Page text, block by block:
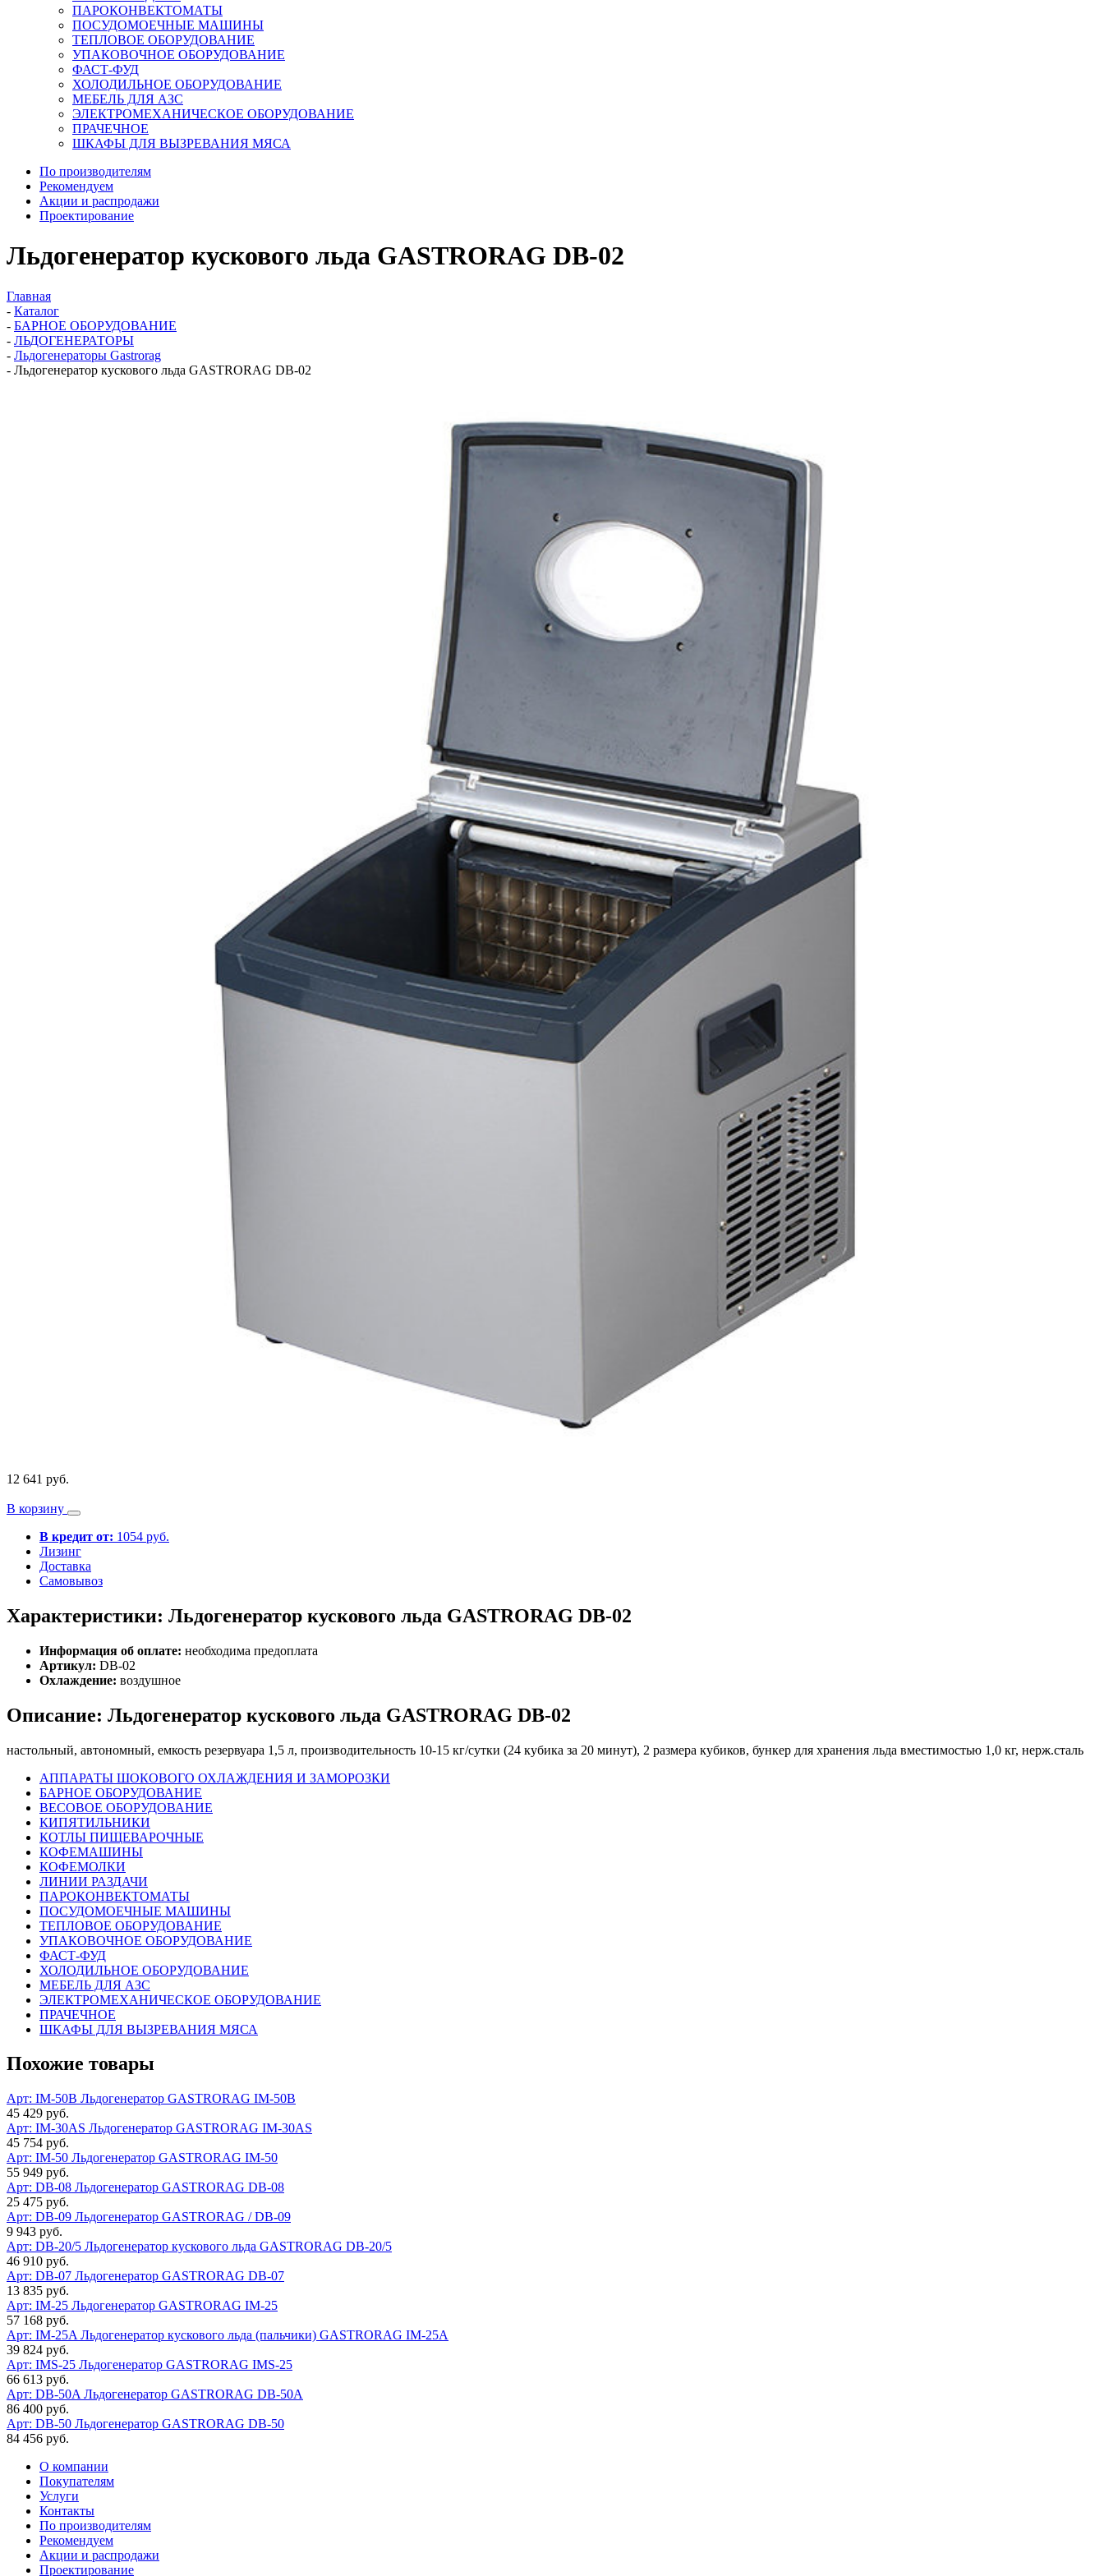
ПАРОКОНВЕКТОМАТЫ
ПОСУДОМОЕЧНЫЕ МАШИНЫ
ТЕПЛОВОЕ ОБОРУДОВАНИЕ
УПАКОВОЧНОЕ ОБОРУДОВАНИЕ
ФАСТ-ФУД
ХОЛОДИЛЬНОЕ ОБОРУДОВАНИЕ
МЕБЕЛЬ ДЛЯ АЗС
ЭЛЕКТРОМЕХАНИЧЕСКОЕ ОБОРУДОВАНИЕ
ПРАЧЕЧНОЕ
ШКАФЫ ДЛЯ ВЫЗРЕВАНИЯ МЯСА
По производителям
Рекомендуем
Акции и распродажи
Проектирование
Льдогенератор кускового льда GASTRORAG DB-02
Главная
- Каталог
- БАРНОЕ ОБОРУДОВАНИЕ
- ЛЬДОГЕНЕРАТОРЫ
- Льдогенераторы Gastrorag
- Льдогенератор кускового льда GASTRORAG DB-02
12 641 руб.
В корзину
В кредит от: 1054 руб.
Лизинг
Доставка
Самовывоз
Характеристики: Льдогенератор кускового льда GASTRORAG DB-02
Информация об оплате: необходима предоплата
Артикул: DB-02
Охлаждение: воздушное
Описание: Льдогенератор кускового льда GASTRORAG DB-02
настольный, автономный, емкость резервуара 1,5 л, производительность 10-15 кг/сутки (24 кубика за 20 минут), 2 размера кубиков, бункер для хранения льда вместимостью 1,0 кг, нерж.сталь
АППАРАТЫ ШОКОВОГО ОХЛАЖДЕНИЯ И ЗАМОРОЗКИ
БАРНОЕ ОБОРУДОВАНИЕ
ВЕСОВОЕ ОБОРУДОВАНИЕ
КИПЯТИЛЬНИКИ
КОТЛЫ ПИЩЕВАРОЧНЫЕ
КОФЕМАШИНЫ
КОФЕМОЛКИ
ЛИНИИ РАЗДАЧИ
ПАРОКОНВЕКТОМАТЫ
ПОСУДОМОЕЧНЫЕ МАШИНЫ
ТЕПЛОВОЕ ОБОРУДОВАНИЕ
УПАКОВОЧНОЕ ОБОРУДОВАНИЕ
ФАСТ-ФУД
ХОЛОДИЛЬНОЕ ОБОРУДОВАНИЕ
МЕБЕЛЬ ДЛЯ АЗС
ЭЛЕКТРОМЕХАНИЧЕСКОЕ ОБОРУДОВАНИЕ
ПРАЧЕЧНОЕ
ШКАФЫ ДЛЯ ВЫЗРЕВАНИЯ МЯСА
Похожие товары
Арт: IM-50B Льдогенератор GASTRORAG IM-50B
45 429 руб.
Арт: IM-30AS Льдогенератор GASTRORAG IM-30AS
45 754 руб.
Арт: IM-50 Льдогенератор GASTRORAG IM-50
55 949 руб.
Арт: DB-08 Льдогенератор GASTRORAG DB-08
25 475 руб.
Арт: DB-09 Льдогенератор GASTRORAG / DB-09
9 943 руб.
Арт: DB-20/5 Льдогенератор кускового льда GASTRORAG DB-20/5
46 910 руб.
Арт: DB-07 Льдогенератор GASTRORAG DB-07
13 835 руб.
Арт: IM-25 Льдогенератор GASTRORAG IM-25
57 168 руб.
Арт: IM-25A Льдогенератор кускового льда (пальчики) GASTRORAG IM-25A
39 824 руб.
Арт: IMS-25 Льдогенератор GASTRORAG IMS-25
66 613 руб.
Арт: DB-50A Льдогенератор GASTRORAG DB-50A
86 400 руб.
Арт: DB-50 Льдогенератор GASTRORAG DB-50
84 456 руб.
О компании
Покупателям
Услуги
Контакты
По производителям
Рекомендуем
Акции и распродажи
Проектирование